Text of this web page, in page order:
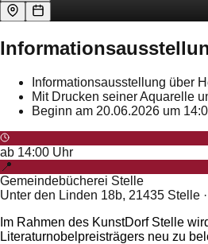
Informationsausstellung über
Mit Drucken seiner Aquarelle
Beginn am 20.06.2026 um
ab 14:00 Uhr
📍
Gemeindebücherei Stelle
Unter den Linden 18b, 21435 Stelle ·
Im Rahmen des KunstDorf Stelle
Literaturnobelpreisträgers neu zu